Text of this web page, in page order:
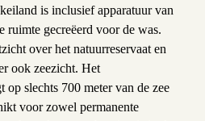
is inclusief apparatuur van
ruimte gecreëerd voor de was.
over het natuurreservaat en
ook zeezicht. Het
op slechts 700 meter van de zee
voor zowel permanente